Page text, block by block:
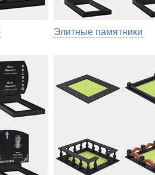
Элитные памятники